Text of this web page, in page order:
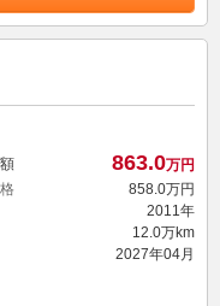
863.0万円
858. 0万円
2011年
12.0万km
2027年04月